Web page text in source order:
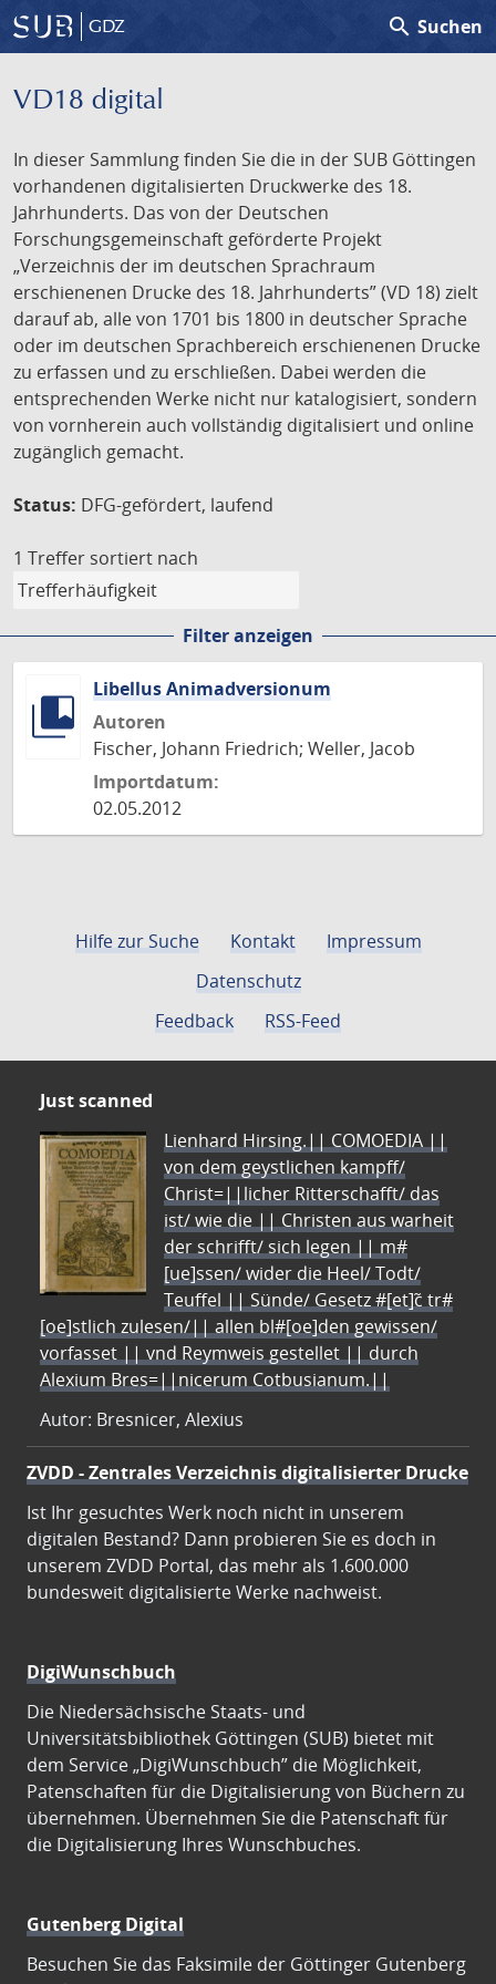
GDZ search Suchen
VD18 digital
In dieser Sammlung finden Sie die in der SUB Göttingen
vorhandenen digitalisierten Druckwerke des 18.
Jahrhunderts. Das von der Deutschen
Forschungsgemeinschaft geförderte Projekt
„Verzeichnis der im deutschen Sprachraum
erschienenen Drucke des 18. Jahrhunderts” (VD 18) zielt
darauf ab, alle von 1701 bis 1800 in deutscher Sprache
oder im deutschen Sprachbereich erschienenen Drucke
zu erfassen und zu erschließen. Dabei werden die
entsprechenden Werke nicht nur katalogisiert, sondern
von vornherein auch vollständig digitalisiert und online
zugänglich gemacht.
Status: DFG-gefördert, laufend
1 Treffer sortiert nach
Filter anzeigen
Libellus Animadversionum
Autoren
Fischer, Johann Friedrich; Weller, Jacob
Importdatum:
02.05.2012
Hilfe zur Suche Kontakt
Impressum
Datenschutz
Feedback
RSS-Feed
Just scanned
Lienhard Hirsing.|| COMOEDIA ||
von dem geystlichen kampff/
Christ=||licher Ritterschafft/ das
ist/ wie die || Christen aus warheit
der schrifft/ sich legen || m#
[ue]ssen/ wider die Heel/ Todt/
Teuffel || Sünde/ Gesetz #[et]c̃ tr#
[oe]stlich zulesen/|| allen bl#[oe]den gewissen/
vorfasset || vnd Reymweis gestellet || durch
Alexium Bres=||nicerum Cotbusianum.||
Autor: Bresnicer, Alexius
ZVDD - Zentrales Verzeichnis digitalisierter Drucke
Ist Ihr gesuchtes Werk noch nicht in unserem
digitalen Bestand? Dann probieren Sie es doch in
unserem ZVDD Portal, das mehr als 1.600.000
bundesweit digitalisierte Werke nachweist.
DigiWunschbuch
Die Niedersächsische Staats- und
Universitätsbibliothek Göttingen (SUB) bietet mit
dem Service „DigiWunschbuch” die Möglichkeit,
Patenschaften für die Digitalisierung von Büchern zu
übernehmen. Übernehmen Sie die Patenschaft für
die Digitalisierung Ihres Wunschbuches.
Gutenberg Digital
Besuchen Sie das Faksimile der Göttinger Gutenberg